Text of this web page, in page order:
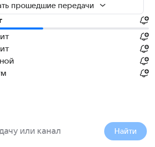
прошедшие передачи
Найти